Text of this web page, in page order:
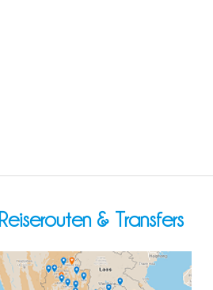
Reiserouten & Transfers